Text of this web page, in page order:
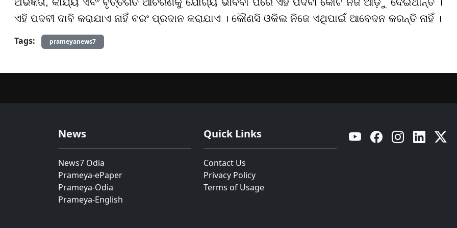
ଏହି ପଦବୀ ଦାବି କରାଯାଏ ନାହିଁ ବରଂ ପ୍ରଦାନ କରାଯାଏ । କୌଣସି ଓକିଲ ନିଜେ ଏଥିପାଇଁ ଆବେଦନ କରନ୍ତି ନାହିଁ ।
Tags:
prameyanews7
News
News7 Odia
Prameya-ePaper
Prameya-Odia
Prameya-English
Quick Links
Contact Us
Privacy Policy
Terms of Usage
YouTube Facebook Instagram